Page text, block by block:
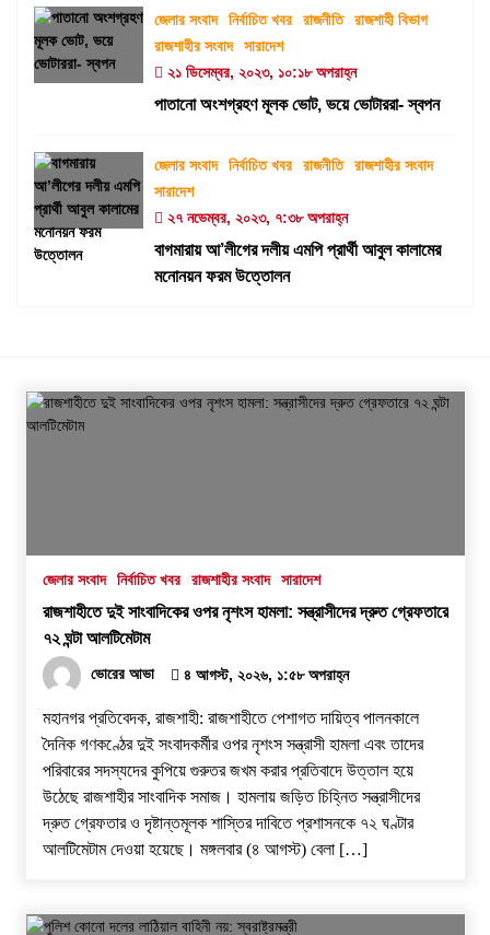
জেলার সংবাদ নির্বাচিত খবর রাজনীতি
রাজশাহী বিভাগ
রাজশাহীর সংবাদ
সারাদেশ
২১ ডিসেম্বর, ২০২৩, ১০:১৮ অপরাহ্ন
পাতানো অংশগ্রহণ মূলক ভোট, ভয়ে ভোটাররা- স্বপন
জেলার সংবাদ নির্বাচিত খবর রাজনীতি
রাজশাহীর সংবাদ
সারাদেশ
২৭ নভেম্বর, ২০২৩, ৭:৩৮ অপরাহ্ন
বাগমারায় আ’লীগের দলীয় এমপি প্রার্থী আবুল কালামের
মনোনয়ন ফরম উত্তোলন
জেলার সংবাদ নির্বাচিত খবর রাজশাহীর সংবাদ সারাদেশ
রাজশাহীতে দুই সাংবাদিকের ওপর নৃশংস হামলা: সন্ত্রাসীদের দ্রুত গ্রেফতারে
৭২ ঘন্টা আলটিমেটাম
ভোরের আভা ৪ আগস্ট, ২০২৬, ১:৫৮ অপরাহ্ন
​মহানগর প্রতিবেদক, রাজশাহী: রাজশাহীতে পেশাগত দায়িত্ব পালনকালে
দৈনিক গণকণ্ঠের দুই সংবাদকর্মীর ওপর নৃশংস সন্ত্রাসী হামলা এবং তাদের
পরিবারের সদস্যদের কুপিয়ে গুরুতর জখম করার প্রতিবাদে উত্তাল হয়ে
উঠেছে রাজশাহীর সাংবাদিক সমাজ। হামলায় জড়িত চিহ্নিত সন্ত্রাসীদের
দ্রুত গ্রেফতার ও দৃষ্টান্তমূলক শাস্তির দাবিতে প্রশাসনকে ৭২ ঘণ্টার
আলটিমেটাম দেওয়া হয়েছে। ​মঙ্গলবার (৪ আগস্ট) বেলা […]